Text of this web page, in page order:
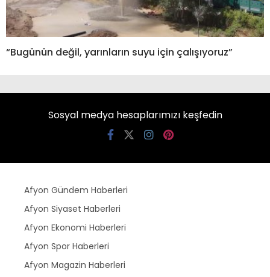
“Bugünün değil, yarınların suyu için çalışıyoruz”
Sosyal medya hesaplarımızı keşfedin
Afyon Gündem Haberleri
Afyon Siyaset Haberleri
Afyon Ekonomi Haberleri
Afyon Spor Haberleri
Afyon Magazin Haberleri